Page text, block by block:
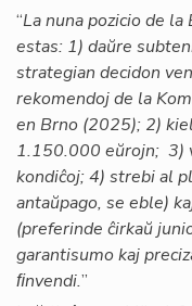
“La nuna pozicio de la
estas: 1) daŭre
strategian decidon
rekomendoj de la
en Brno (2025); 2)
1.150.000 eŭrojn; 3)
kondiĉoj; 4) strebi al
antaŭpago, se eble)
(preferinde ĉirkaŭ
garantisumo kaj
ﬁnvendi.”